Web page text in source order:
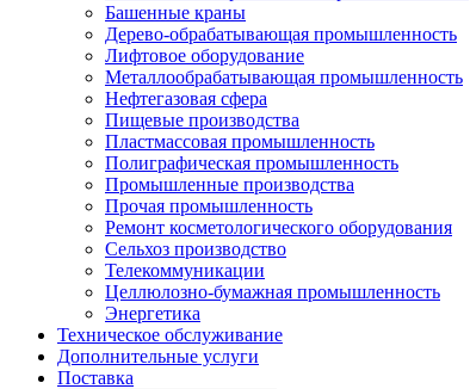
Башенные краны
Дерево-обрабатывающая промышленность
Лифтовое оборудование
Металлообрабатывающая промышленность
Нефтегазовая сфера
Пищевые производства
Пластмассовая промышленность
Полиграфическая промышленность
Промышленные производства
Прочая промышленность
Ремонт косметологического оборудования
Сельхоз производство
Телекоммуникации
Целлюлозно-бумажная промышленность
Энергетика
Техническое обслуживание
Дополнительные услуги
Поставка